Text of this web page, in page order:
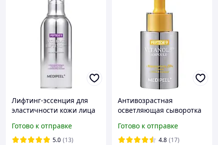
Лифтинг-эссенция для
эластичности кожи лица
Volume All In One Essence
Pro, 100ml
Готово к отправке
5.0 (13)
Антивозрастная
осветляющая сыворотка
Peptide 9 Vitanol Ampoule
Pro 30 ml
Готово к отправке
4.8 (17)